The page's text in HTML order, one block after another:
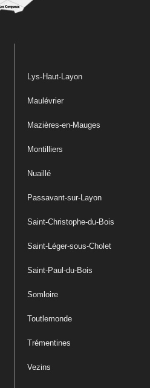
Lys-Haut-Layon
Maulévrier
Mazières-en-Mauges
Montilliers
Nuaillé
Passavant-sur-Layon
Saint-Christophe-du-Bois
Saint-Léger-sous-Cholet
Saint-Paul-du-Bois
Somloire
Toutlemonde
Trémentines
Vezins